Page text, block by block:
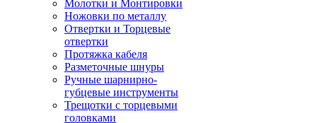
Молотки и Монтировки
Ножовки по металлу
Отвертки и Торцевые
отвертки
Протяжка кабеля
Разметочные шнуры
Ручные шарнирно-
губцевые инструменты
Трещотки с торцевыми
головками